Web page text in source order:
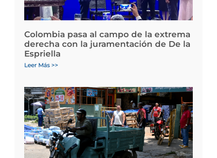
Colombia pasa al campo de la extrema
derecha con la juramentación de De la
Espriella
Leer Más >>